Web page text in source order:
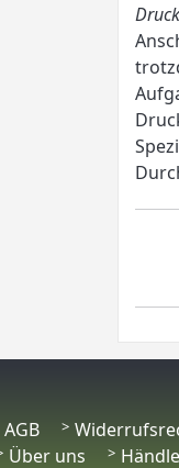
Über uns